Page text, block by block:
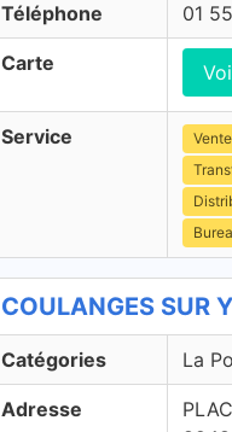
Téléphone 01
Carte
Service
COULANGES SUR
Catégories La
Adresse